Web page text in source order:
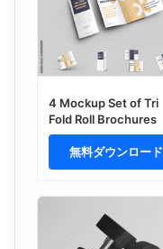
4 Mockup Set of Tri
Fold Roll Brochures
無料ダウンロード